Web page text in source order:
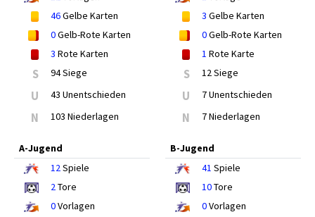
46Gelbe Karten
0Gelb-Rote Karten
3 Rote Karten
S 94 Siege
U 43 Unentschieden
N 103 Niederlagen
3 Gelbe Karten
0Gelb-Rote Karten
1 Rote Karte
S 12 Siege
U 7 Unentschieden
N 7 Niederlagen
A-Jugend
12Spiele
2Tore
0Vorlagen
B-Jugend
41 Spiele
10Tore
0Vorlagen